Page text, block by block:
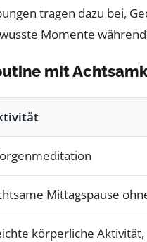
tragen dazu bei,
Momente
mit
Mittagspause
körperliche Aktivität,